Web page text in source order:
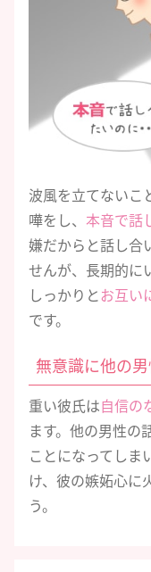
波風を立てないこ
嘩をし、 本音で話
嫌だからと話し合
せんが、長期的に
しっかりとお互い
です。
無意識に他の
重い彼氏は自信の
ます。他の男性の
ことになってしま
け、彼の嫉妬心に
う。